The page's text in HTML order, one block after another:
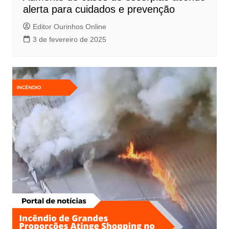
alerta para cuidados e prevenção
Editor Ourinhos Online
3 de fevereiro de 2025